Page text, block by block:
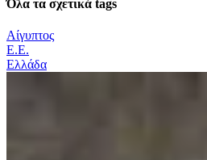
Όλα τα σχετικά tags
Αίγυπτος
Ε.Ε.
Ελλάδα